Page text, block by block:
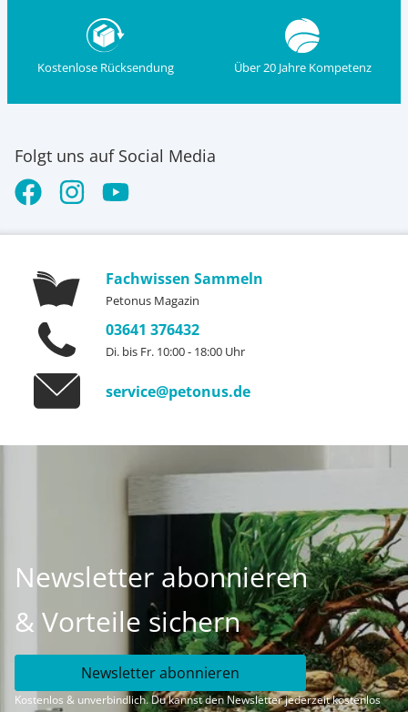
Kostenlose Rücksendung Über 20 Jahre Kompetenz
Folgt uns auf Social Media
Fachwissen Sammeln
Petonus Magazin
03641 376432
Di. bis Fr. 10:00 - 18:00 Uhr
service@petonus.de
Newsletter abonnieren
& Vorteile sichern
Newsletter abonnieren
Kostenlos & unverbindlich. Du kannst den Newsletter jederzeit kostenlos